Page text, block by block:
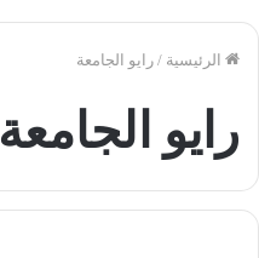
الرئيسية / رايو الجامعة
رايو الجامعة